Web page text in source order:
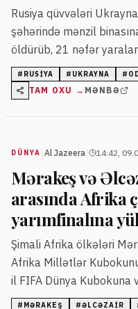
Rusiya qüvvələri
şəhərində mənzil
öldürüb, 21 nəfər
Odessanın enerji
iri miqyaslı raket və
# RUSIYA # UKRAYNA #
TAM OXU → MƏNBƏ
DÜNYA Al Jazeera 14:42,
Mərakeş və
arasında Afrika
yarımfinalına
Şimali Afrika ölkələri
Afrika Millətlər
il FIFA Dünya Kubokuna
Cənubi Afrikaya qarşı,
# MƏRAKEŞ #ƏLCƏZAIR